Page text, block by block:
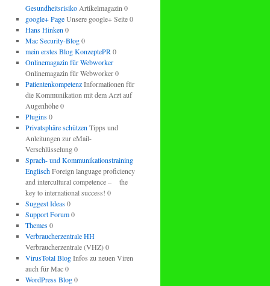
GesundheitsrisikoArtikelmagazin 0
google+ PageUnsere google+ Seite 0
Hans Hinken 0
Mac Security-Blog0
mein erstes Blog KonzeptePR 0
Onlinemagazin für Webworker
Onlinemagazin für Webworker 0
PatientenkompetenzInformationen für
die Kommunikation mit dem Arzt auf
Augenhöhe 0
Plugins0
Privatsphäre schützen Tipps und
Anleitungen zur eMail-
Verschlüsselung 0
Sprach- und Kommunikationstraining
EnglischForeign language proficiency
and intercultural competence – the
key to international success! 0
Suggest Ideas0
Support Forum0
Themes0
Verbraucherzentrale HH
Verbraucherzentrale (VHZ) 0
VirusTotal BlogInfos zu neuen Viren
auch für Mac 0
WordPress Blog0